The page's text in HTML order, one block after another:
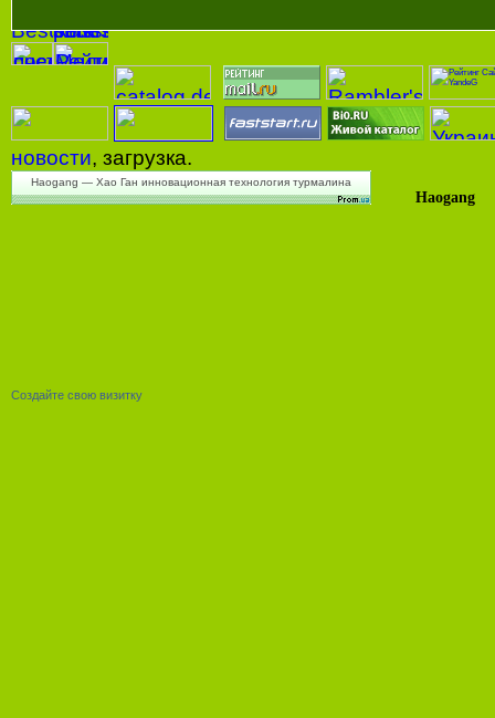
новости, загрузка.
Haogang — Хао Ган инновационная технология турмалина
Haogang
Создайте свою визитку